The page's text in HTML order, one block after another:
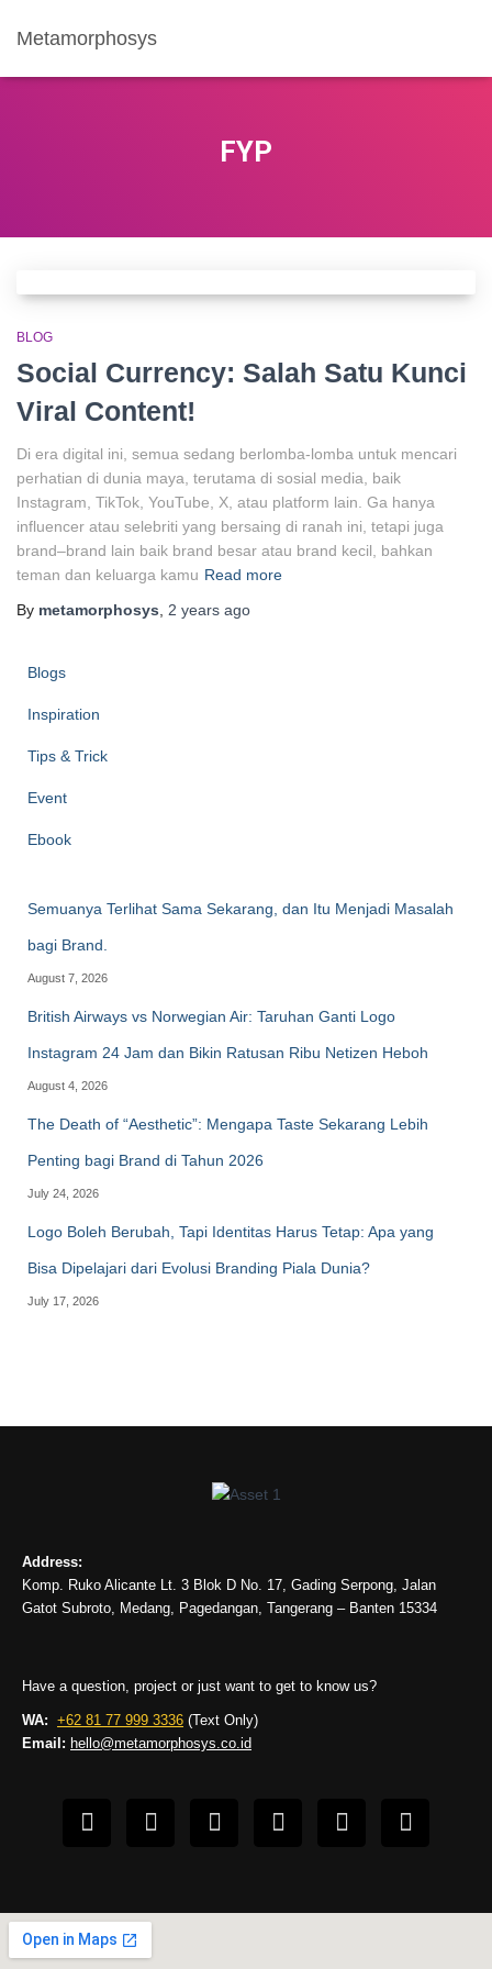
Metamorphosys
FYP
BLOG
Social Currency: Salah Satu Kunci
Viral Content!
Di era digital ini, semua sedang berlomba-lomba untuk mencari
perhatian di dunia maya, terutama di sosial media, baik
Instagram, TikTok, YouTube, X, atau platform lain. Ga hanya
influencer atau selebriti yang bersaing di ranah ini, tetapi juga
brand–brand lain baik brand besar atau brand kecil, bahkan
teman dan keluarga kamu Read more
By metamorphosys 2 years ago
Blogs
Inspiration
Tips & Trick
Event
Ebook
Semuanya Terlihat Sama Sekarang, dan Itu Menjadi Masalah
bagi Brand.
August 7, 2026
British Airways vs Norwegian Air: Taruhan Ganti Logo
Instagram 24 Jam dan Bikin Ratusan Ribu Netizen Heboh
August 4, 2026
The Death of “Aesthetic”: Mengapa Taste Sekarang Lebih
Penting bagi Brand di Tahun 2026
July 24, 2026
Logo Boleh Berubah, Tapi Identitas Harus Tetap: Apa yang
Bisa Dipelajari dari Evolusi Branding Piala Dunia?
July 17, 2026
Address:
Komp. Ruko Alicante Lt. 3 Blok D No. 17, Gading Serpong, Jalan
Gatot Subroto, Medang, Pagedangan, Tangerang – Banten 15334
Have a question, project or just want to get to know us?
WA: +62 81 77 999 3336 (Text Only)
Email: hello@metamorphosys.co.id